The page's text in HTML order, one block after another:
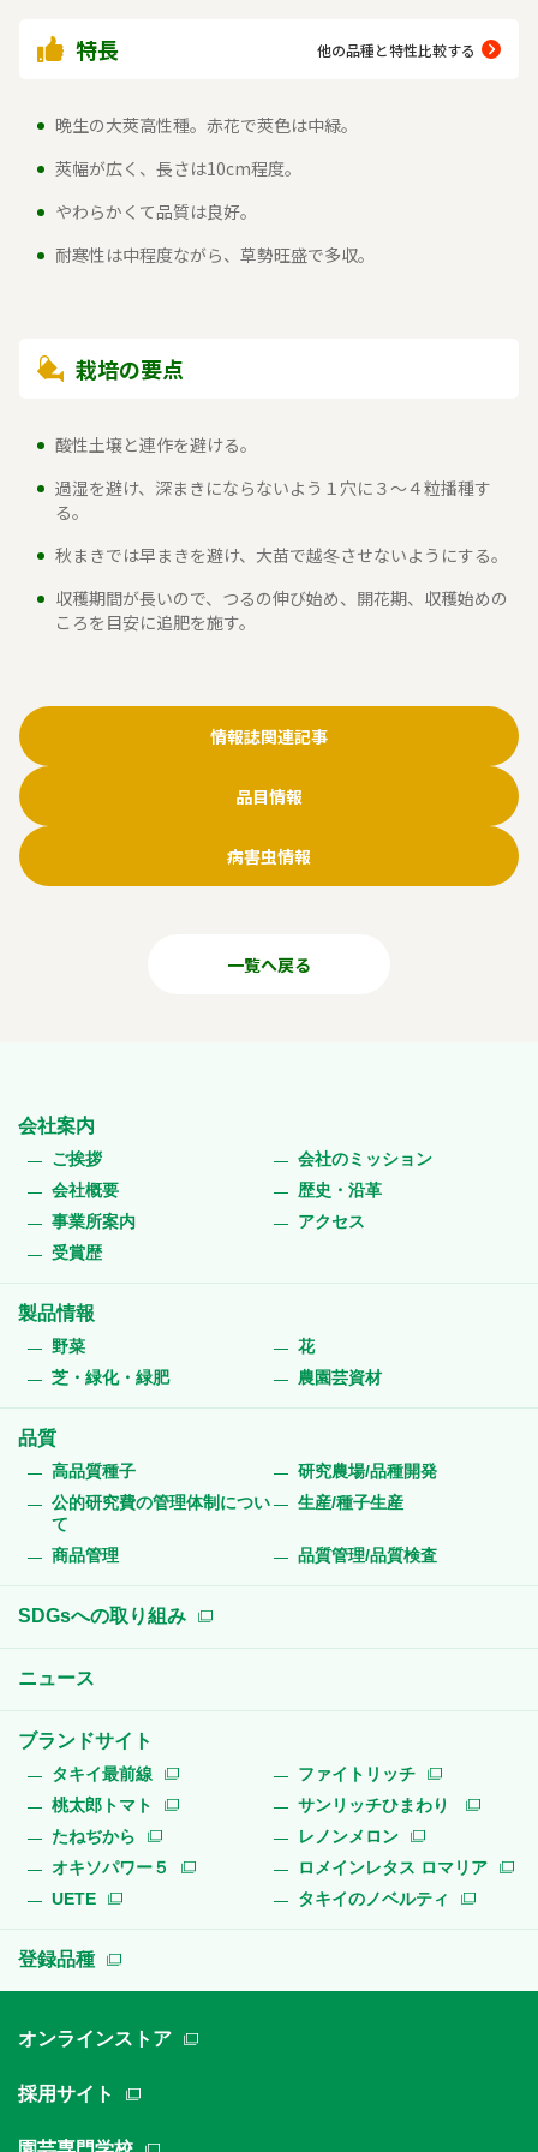
特長 他の品種と特性比較する
晩生の大莢高性種。赤花で莢色は中緑。
莢幅が広く、長さは10cm程度。
やわらかくて品質は良好。
耐寒性は中程度ながら、草勢旺盛で多収。
栽培の要点
酸性土壌と連作を避ける。
過湿を避け、深まきにならないよう１穴に３～４粒播種す
る。
秋まきでは早まきを避け、大苗で越冬させないようにする。
収穫期間が長いので、つるの伸び始め、開花期、収穫始めの
ころを目安に追肥を施す。
情報誌関連記事
品目情報
病害虫情報
一覧へ戻る
会社案内
ご挨拶
会社のミッション
会社概要
歴史・沿革
事業所案内
アクセス
受賞歴
製品情報
野菜
花
芝・緑化・緑肥
農園芸資材
品質
高品質種子
研究農場/品種開発
公的研究費の管理体制につい
て
生産/種子生産
商品管理 品質管理/品質検査
SDGsへの取り組み
ニュース
ブランドサイト
タキイ最前線
ファイトリッチ
桃太郎トマト
サンリッチひまわり
たねぢから
レノンメロン
オキソパワー５
ロメインレタス ロマリア
UETE
タキイのノベルティ
登録品種
オンラインストア
採用サイト